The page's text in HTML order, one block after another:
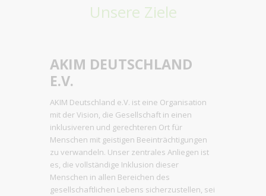
Unsere Ziele
AKIM DEUTSCHLAND
E.V.
AKIM Deutschland e.V. ist eine Organisation
mit der Vision, die Gesellschaft in einen
inklusiveren und gerechteren Ort für
Menschen mit geistigen Beeinträchtigungen
zu verwandeln. Unser zentrales Anliegen ist
es, die vollständige Inklusion dieser
Menschen in allen Bereichen des
gesellschaftlichen Lebens sicherzustellen, sei